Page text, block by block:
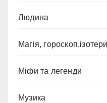
Людина
Магія,
Міфи та легенди
Музика